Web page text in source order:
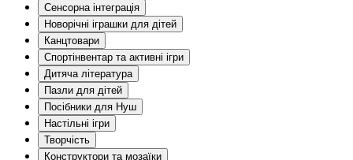
Сенсорна інтеграція
Новорічні іграшки для дітей
Канцтовари
Спортінвентар та активні ігри
Дитяча література
Пазли для дітей
Посібники для Нуш
Настільні ігри
Творчість
Конструктори та мозаїки